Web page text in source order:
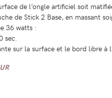
de l’ongle artificiel soit
de Stick 2 Base, en massant
36 watts :
sec.
sur la surface et le bord libre à